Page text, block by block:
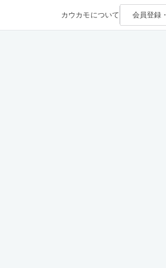
カウカモについて 会員登録・